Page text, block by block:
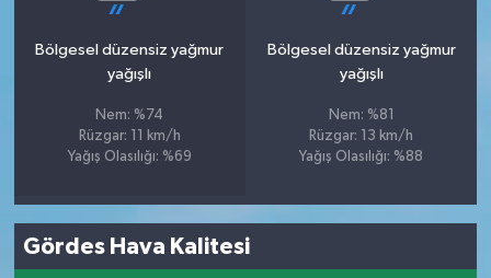
Bölgesel düzensiz yağmur
yağışlı
Nem: %74
Rüzgar: 11 km/h
Yağış Olasılığı: %69
Bölgesel düzensiz yağmur
yağışlı
Nem: %81
Rüzgar: 13 km/h
Yağış Olasılığı: %88
Gördes Hava Kalitesi